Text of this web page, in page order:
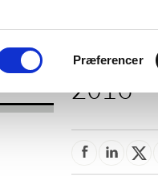
Præferencer
2016